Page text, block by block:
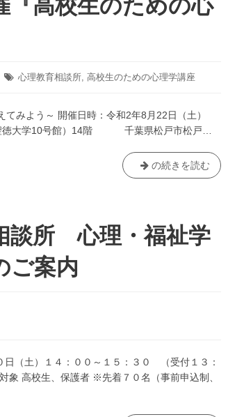
『高校生のための心
タ
心理教育相談所, 高校生のための心理学講座
てみよう～ 開催日時：令和2年8月22日（土）
聖徳大学10号館）14階 千葉県松戸市松戸…
【終
了】
生
の
の続きを読む
談所 心理・福祉学
ご案内
日（土）１４：００～１５：３０ （受付１３：
象 高校生、保護者 ※先着７０名（事前申込制、